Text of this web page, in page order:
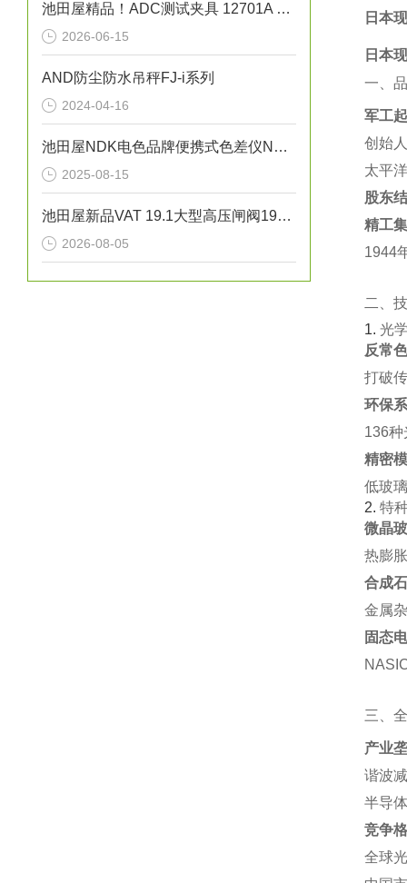
池田屋精品！ADC测试夹具 12701A 参数介绍
2026-06-15
AND防尘防水吊秤FJ-i系列
2024-04-16
池田屋NDK电色品牌便携式色差仪NF555操作方法
2025-08-15
池田屋新品VAT 19.1大型高压闸阀19158-PE44正式发布
2026-08-05
日本
日本
一、
军工
创始人‌
太平
股东
精工
1944
二、
1. ‌ 光
反常
打破
环保
136
精密
低玻
2. ‌ 特
微晶
热膨
合成
金属
固态
三、
产业
谐波
半导
竞争
全球